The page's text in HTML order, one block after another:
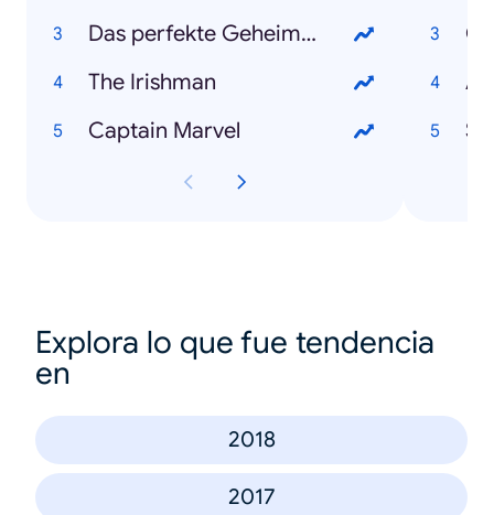
Das perfekte Geheimnis
The Irishman
Captain Marvel
Explora lo que fue tendencia
en
2018
2017